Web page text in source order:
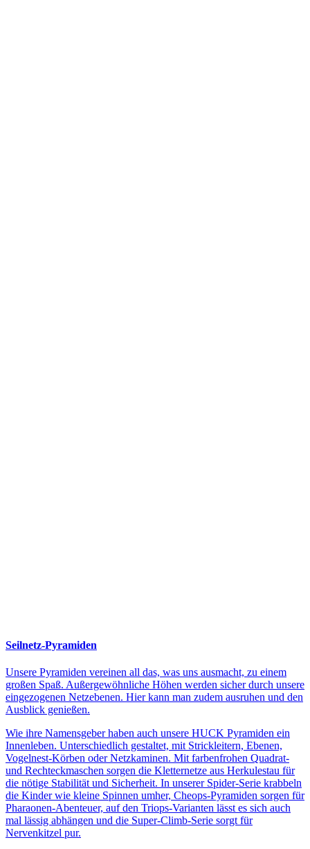
Seilnetz-Pyramiden
Unsere Pyramiden vereinen all das, was uns ausmacht, zu einem
großen Spaß. Außergewöhnliche Höhen werden sicher durch unsere
eingezogenen Netzebenen. Hier kann man zudem ausruhen und den
Ausblick genießen.
Wie ihre Namensgeber haben auch unsere HUCK Pyramiden ein
Innenleben. Unterschiedlich gestaltet, mit Strickleitern, Ebenen,
Vogelnest-Körben oder Netzkaminen. Mit farbenfrohen Quadrat-
und Rechteckmaschen sorgen die Kletternetze aus Herkulestau für
die nötige Stabilität und Sicherheit. In unserer Spider-Serie krabbeln
die Kinder wie kleine Spinnen umher, Cheops-Pyramiden sorgen für
Pharaonen-Abenteuer, auf den Triops-Varianten lässt es sich auch
mal lässig abhängen und die Super-Climb-Serie sorgt für
Nervenkitzel pur.